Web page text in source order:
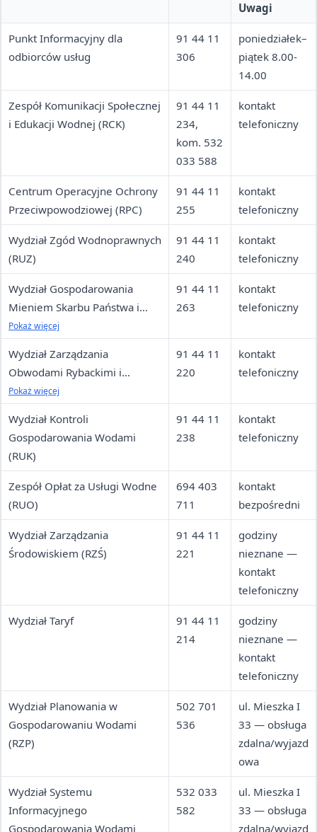
Uwagi
Punkt Informacyjny dla
odbiorców usług
91 44 11
306
poniedziałek–
piątek 8.00-
14.00
Zespół Komunikacji Społecznej
i Edukacji Wodnej (RCK)
91 44 11
234,
kom. 532
033 588
kontakt
telefoniczny
Centrum Operacyjne Ochrony
Przeciwpowodziowej (RPC)
91 44 11
255
kontakt
telefoniczny
Wydział Zgód Wodnoprawnych
(RUZ)
91 44 11
240
kontakt
telefoniczny
Wydział Gospodarowania
Mieniem Skarbu Państwa i
Współpracy z Użytkownikami
Pokaż więcej
91 44 11
263
kontakt
telefoniczny
Wydział Zarządzania
Obwodami Rybackimi i
Gospodarki Rybackiej (RUH)
Pokaż więcej
91 44 11
220
kontakt
telefoniczny
Wydział Kontroli
Gospodarowania Wodami
(RUK)
91 44 11
238
kontakt
telefoniczny
Zespół Opłat za Usługi Wodne
(RUO)
694 403
711
kontakt
bezpośredni
Wydział Zarządzania
Środowiskiem (RZŚ)
91 44 11
221
godziny
nieznane —
kontakt
telefoniczny
Wydział Taryf
91 44 11
214
godziny
nieznane —
kontakt
telefoniczny
Wydział Planowania w
Gospodarowaniu Wodami
(RZP)
502 701
536
ul. Mieszka I
33 — obsługa
zdalna/wyjazd
owa
Wydział Systemu
Informacyjnego
Gospodarowania Wodami
532 033
582
ul. Mieszka I
33 — obsługa
zdalna/wyjazd